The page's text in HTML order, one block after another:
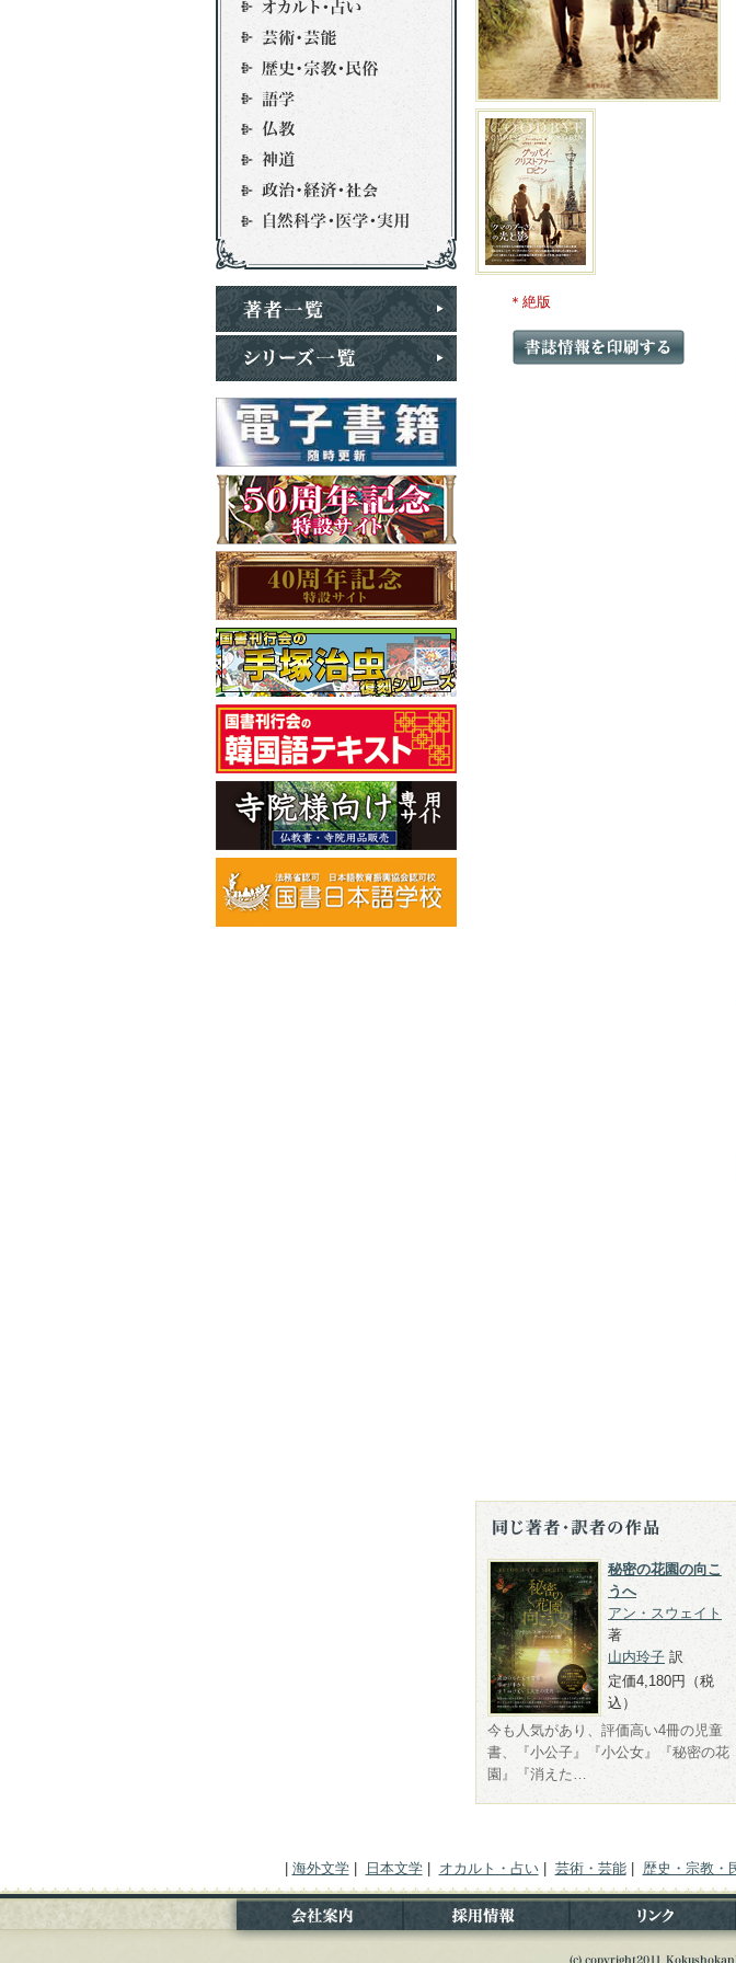
＊絶版
秘密の花園の向こ
うへ
アン・スウェイト
著
山内玲子 訳
定価4,180円（税
込）
今も人気があり、評価高い4冊の児童
書、『小公子』『小公女』『秘密の花
園』『消えた…
海外文学| 日本文学| オカルト・占い| 芸術・芸能| 歴史・宗教・